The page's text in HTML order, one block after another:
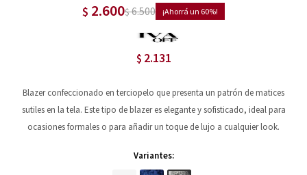
$ 2.600$6.500 60
$ 2.131
Blazer confeccionado en terciopelo que presenta un patrón de matices
sutiles en la tela. Este tipo de blazer es elegante y sofisticado, ideal para
ocasiones formales o para añadir un toque de lujo a cualquier look.
Variantes: